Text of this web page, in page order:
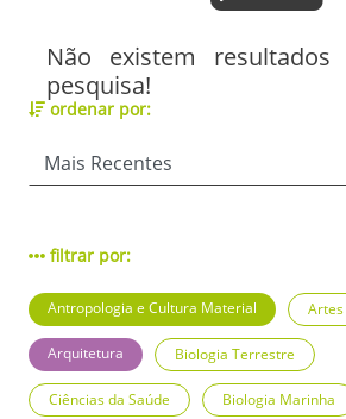
Não existem
pesquisa!
ordenar por:
filtrar por:
Antropologia e Cultura Material
Arquitetura Biologia Terrestre
Ciências da Saúde Biologia Marinha